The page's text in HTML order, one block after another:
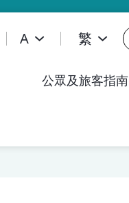
A 繁
公眾及旅客指南